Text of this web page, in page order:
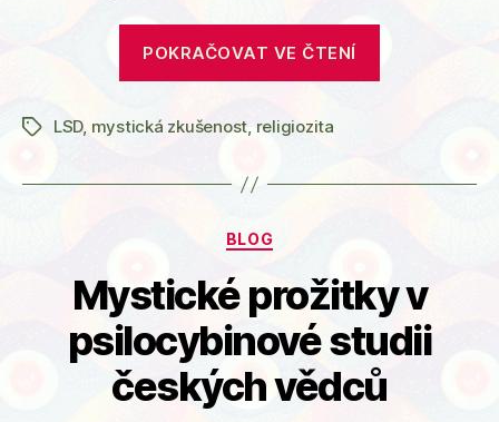
POKRAČOVAT VE ČTENÍ
LSD
ŠtítkyLSD, mystická zkušenost, religiozita
Rubriky
BLOG
Mystické prožitky v
psilocybinové studii
českých vědců